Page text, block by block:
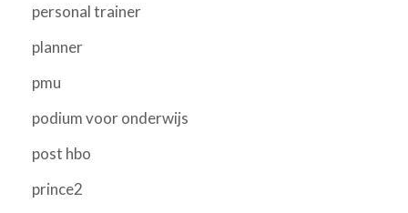
personal trainer
planner
pmu
podium voor onderwijs
post hbo
prince2